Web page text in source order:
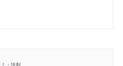
・評判